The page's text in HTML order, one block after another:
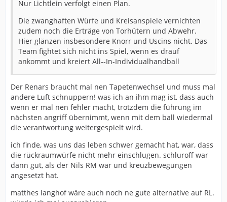
Nur Lichtlein verfolgt einen Plan.
Die zwanghaften Würfe und Kreisanspiele vernichten
zudem noch die Erträge von Torhütern und Abwehr.
Hier glänzen insbesondere Knorr und Uscins nicht. Das
Team fightet sich nicht ins Spiel, wenn es drauf
ankommt und kreiert All--In-Individualhandball
Der Renars braucht mal nen Tapetenwechsel und muss mal
andere Luft schnuppern! was ich an ihm mag ist, dass auch
wenn er mal nen fehler macht, trotzdem die führung im
nächsten angriff übernimmt, wenn mit dem ball wiedermal
die verantwortung weitergespielt wird.
ich finde, was uns das leben schwer gemacht hat, war, dass
die rückraumwürfe nicht mehr einschlugen. schluroff war
dann gut, als der Nils RM war und kreuzbewegungen
angesetzt hat.
matthes langhof wäre auch noch ne gute alternative auf RL.